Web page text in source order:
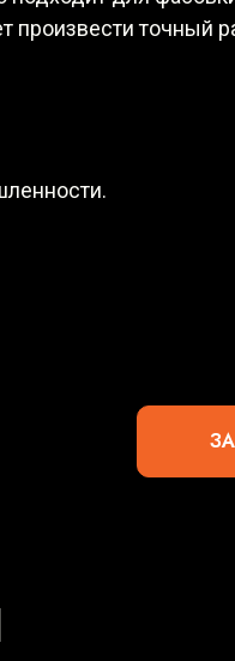
произвести точный